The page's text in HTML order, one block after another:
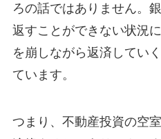
ろの話ではありません。
返すことができない状況
を崩しながら返済してい
ています。
つまり、不動産投資の空